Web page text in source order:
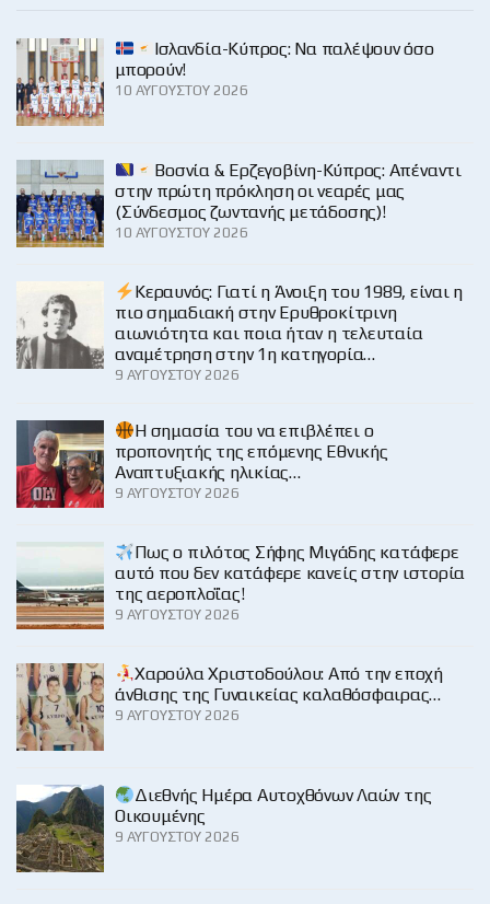
Ισλανδία-Κύπρος: Να παλέψουν όσο
μπορούν!
10 ΑΥΓΟΎΣΤΟΥ 2026
Βοσνία & Ερζεγοβίνη-Κύπρος: Απέναντι
στην πρώτη πρόκληση οι νεαρές μας
(Σύνδεσμος ζωντανής μετάδοσης)!
10 ΑΥΓΟΎΣΤΟΥ 2026
Κεραυνός: Γιατί η Άνοιξη του 1989, είναι η
πιο σημαδιακή στην Ερυθροκίτρινη
αιωνιότητα και ποια ήταν η τελευταία
αναμέτρηση στην 1η κατηγορία…
9 ΑΥΓΟΎΣΤΟΥ 2026
H σημασία του να επιβλέπει ο
προπονητής της επόμενης Εθνικής
Αναπτυξιακής ηλικίας…
9 ΑΥΓΟΎΣΤΟΥ 2026
Πως ο πιλότος Σήφης Μιγάδης κατάφερε
αυτό που δεν κατάφερε κανείς στην ιστορία
της αεροπλοΐας!
9 ΑΥΓΟΎΣΤΟΥ 2026
Χαρούλα Χριστοδούλου: Από την εποχή
άνθισης της Γυναικείας καλαθόσφαιρας…
9 ΑΥΓΟΎΣΤΟΥ 2026
Διεθνής Ημέρα Αυτοχθόνων Λαών της
Οικουμένης
9 ΑΥΓΟΎΣΤΟΥ 2026